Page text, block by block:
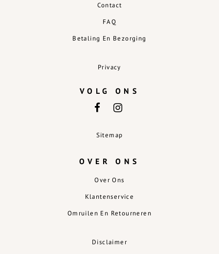
Contact
FAQ
Betaling En Bezorging
Privacy
OVER ONS
Over Ons
Klantenservice
Omruilen En Retourneren
Disclaimer
VOLG ONS
Sitemap